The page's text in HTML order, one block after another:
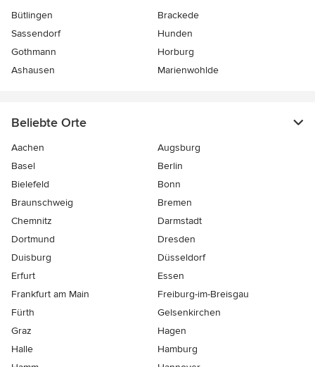
Bütlingen
Brackede
Sassendorf
Hunden
Gothmann
Horburg
Ashausen
Marienwohlde
Beliebte Orte
Aachen
Augsburg
Basel
Berlin
Bielefeld
Bonn
Braunschweig
Bremen
Chemnitz
Darmstadt
Dortmund
Dresden
Duisburg
Düsseldorf
Erfurt
Essen
Frankfurt am Main
Freiburg-im-Breisgau
Fürth
Gelsenkirchen
Graz
Hagen
Halle
Hamburg